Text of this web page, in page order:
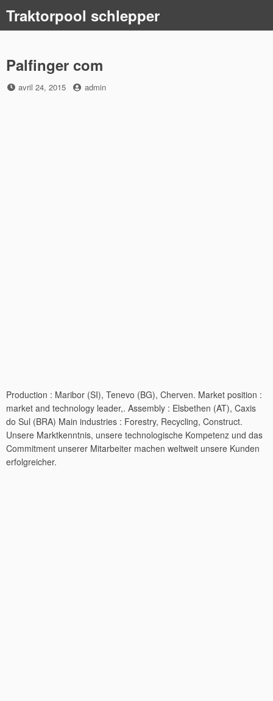
content
Traktorpool schlepper
Palfinger com
Posted
avril 24, 2015 by
admin
Production ‎: ‎Maribor (SI), Tenevo (BG), Cherven. Market position ‎:
‎market and technology leader,. Assembly ‎: ‎Elsbethen (AT), Caxis
do Sul (BRA) Main industries ‎: ‎Forestry, Recycling, Construct.
Unsere Marktkenntnis, unsere technologische Kompetenz und das
Commitment unserer Mitarbeiter machen weltweit unsere Kunden
erfolgreicher.